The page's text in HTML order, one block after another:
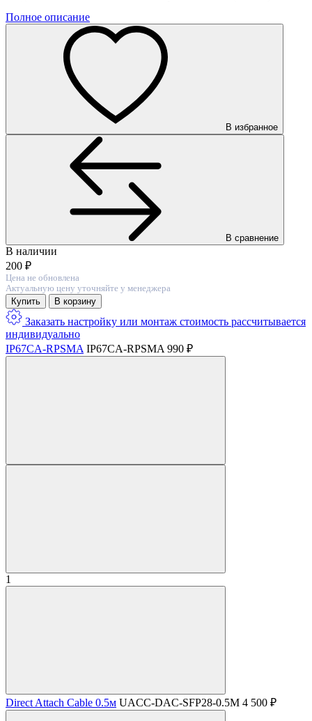
Полное описание
В избранное
В сравнение
В наличии
200 ₽
Цена не обновлена
Актуальную цену уточняйте у менеджера
Купить В корзину
Заказать настройку или монтаж стоимость расcчитывается
индивидуально
IP67CA-RPSMA IP67CA-RPSMA 990 ₽
1
Direct Attach Cable 0.5м UACC-DAC-SFP28-0.5M 4 500 ₽